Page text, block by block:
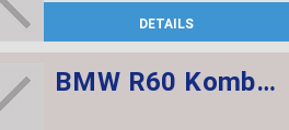
DETAILS
BMW R60 Kombischalter links L=520